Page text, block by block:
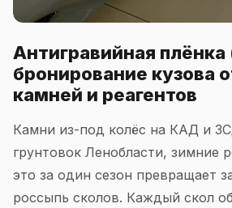
Антигравийная плёнка
бронирование кузова
камней и реагентов
Камни из-под колёс на КАД и
грунтовок Ленобласти, зимние
это за один сезон превращает
россыпь сколов. Каждый скол